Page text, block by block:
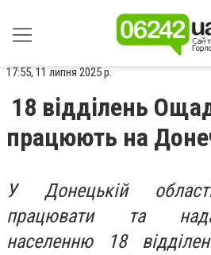
17:55, 11 липня 2025 р.
18 відділень
працюють на
У Донецькій
працювати та
населенню 18